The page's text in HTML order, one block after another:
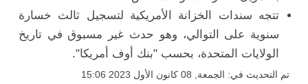
تتجه سندات الخزانة الأمريكية لتسجيل ثالث خسارة
سنوية على التوالي، وهو حدث غير مسبوق في تاريخ
الولايات المتحدة، بحسب "بنك أوف أمريكا".
تم التحديث في: الجمعة, 08 كانون الأول 2023 15:06